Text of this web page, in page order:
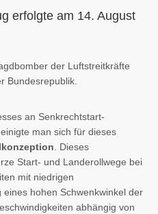
erfolgte am 14. August
der Luftstreitkräfte
Bundesrepublik.
an Senkrechtstart-
man sich für dieses
. Dieses
Start- und Landerollwege bei
mit niedrigen
hohen Schwenkwinkel der
abhängig von